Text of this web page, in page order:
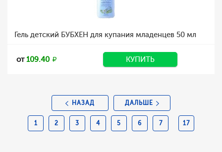
Гель детский БУБХЕН для купания младенцев 50 мл
от109.40 КУПИТЬ
НАЗАД
1 2 3 4 5 6 7 17
ДАЛЬШЕ